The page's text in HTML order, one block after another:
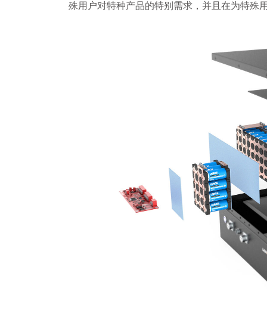
殊用户对特种产品的特别需求，并且在为特殊